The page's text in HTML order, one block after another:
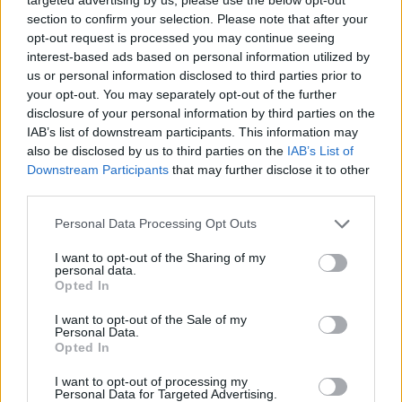
section to confirm your selection. Please note that after your
opt-out request is processed you may continue seeing
interest-based ads based on personal information utilized by
us or personal information disclosed to third parties prior to
your opt-out. You may separately opt-out of the further
disclosure of your personal information by third parties on the
IAB’s list of downstream participants. This information may
also be disclosed by us to third parties on the IAB’s List of
Downstream Participants that may further disclose it to other
Personal Data Processing Opt Outs
I want to opt-out of the Sharing of my
personal data.
Opted In
I want to opt-out of the Sale of my
Personal Data.
Opted In
I want to opt-out of processing my
Personal Data for Targeted Advertising.
περιστατικά κορονοϊού κι έχουμε φτάσει να έχουμε
μέχρι και 8 ανθρώπους με κορονοϊό στη
Μονάδα”.
Η πίεση στις ΜΕΘ όλης της χώρας, έχει αρχίσει
να γίνεται ασφυκτική. Και για το λόγο αυτό το
Υπουργείο Υγείαςέχει ήδη πάρει 50 κλίνες
ΜΕΘ από τον ιδιωτικό τομέα,ενώ αναμένεται
τις επόμενες ημέρες επέκταση της συνεργασίας,
έχουμε ελαστικότητα ιδιαίτερη αυτό το διάστημα,
κάτι που οφείλεται σε όλη αυτή τη συγκυρία. Όταν
έχουμε
5 διασωληνωμένους με κορονοϊό,
ένα μεγάλο νούμερο για τέτοια εποχή. Και κυρίως σε
εποχή που είμαστε στην ενδημική φάση του ιού.
Τέτοια νούμερα –5 έως 10 ασθενείς-
τους είχαμε